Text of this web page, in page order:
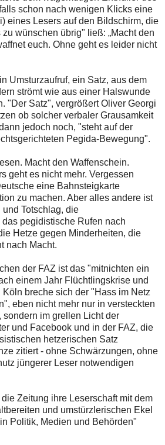
schon nach wenigen Klicks eine
eines Lesers auf den Bildschirm, die
wünschen übrig" ließ: „Macht den
euch. Ohne geht es leider nicht
Umsturzaufruf, ein Satz, aus dem
strömt wie aus einer Halswunde
"Der Satz", vergrößert Oliver Georgi
ob solcher verbaler Grausamkeit
jedoch noch, "steht auf der
Pegida-Bewegung".
Macht den Waffenschein.
geht es nicht mehr. Vergessen
eine Bahnsteigkarte
zu machen. Aber alles andere ist
und Totschlag, die
pegidistische Rufen nach
Hetze gegen Minderheiten, die
nach Macht.
der FAZ ist das "mitnichten ein
einem Jahr Flüchtlingskrise und
breche sich der "Hass im Netz
eben nicht mehr nur in versteckten
sondern im grellen Licht der
und Facebook und in der FAZ, die
hetzerischen Satz
zitiert - ohne Schwärzungen, ohne
jüngerer Leser notwendigen
Zeitung ihre Leserschaft mit dem
und umstürzlerischen Ekel
Politik, Medien und Behörden"